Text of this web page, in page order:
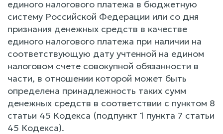
единого налогового платежа в бюджетную
систему Российской Федерации или со дня
признания денежных средств в качестве
единого налогового платежа при наличии на
соответствующую дату учтенной на едином
налоговом счете совокупной обязанности в
части, в отношении которой может быть
определена принадлежность таких сумм
денежных средств в соответствии с пунктом 8
статьи 45 Кодекса (подпункт 1 пункта 7 статьи
45 Кодекса).